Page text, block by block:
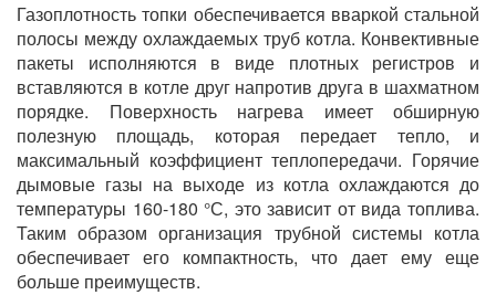
Газоплотность топки обеспечивается вваркой стальной
полосы между охлаждаемых труб котла. Конвективные
пакеты исполняются в виде плотных регистров и
вставляются в котле друг напротив друга в шахматном
порядке. Поверхность нагрева имеет обширную
полезную площадь, которая передает тепло, и
максимальный коэффициент теплопередачи. Горячие
дымовые газы на выходе из котла охлаждаются до
температуры 160-180 °С, это зависит от вида топлива.
Таким образом организация трубной системы котла
обеспечивает его компактность, что дает ему еще
больше преимуществ.